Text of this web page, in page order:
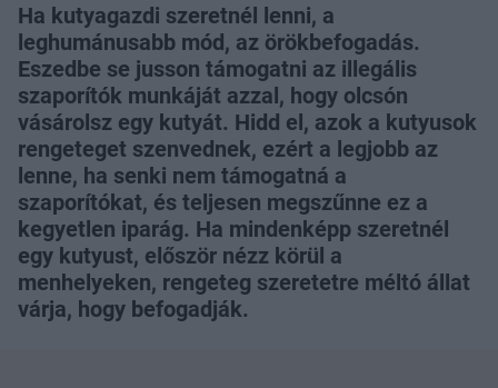
Ha kutyagazdi szeretnél lenni, a
leghumánusabb mód, az örökbefogadás.
Eszedbe se jusson támogatni az illegális
szaporítók munkáját azzal, hogy olcsón
vásárolsz egy kutyát. Hidd el, azok a kutyusok
rengeteget szenvednek, ezért a legjobb az
lenne, ha senki nem támogatná a
szaporítókat, és teljesen megszűnne ez a
kegyetlen iparág. Ha mindenképp szeretnél
egy kutyust, először nézz körül a
menhelyeken, rengeteg szeretetre méltó állat
várja, hogy befogadják.